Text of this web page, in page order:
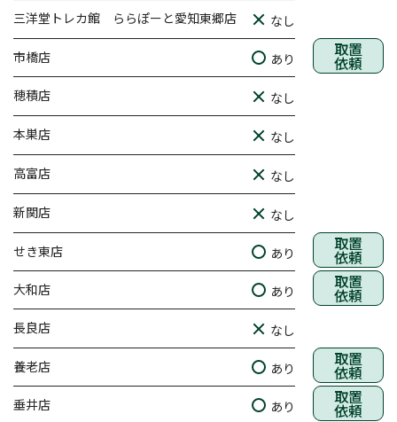
三洋堂トレカ館 ららぽーと愛知東郷店 なし
市橋店 あり 取置
依頼
穂積店 なし
本巣店 なし
高富店 なし
新関店 なし
せき東店 あり 取置
依頼
大和店 あり 取置
依頼
長良店 なし
養老店 あり 取置
依頼
垂井店 あり 取置
依頼